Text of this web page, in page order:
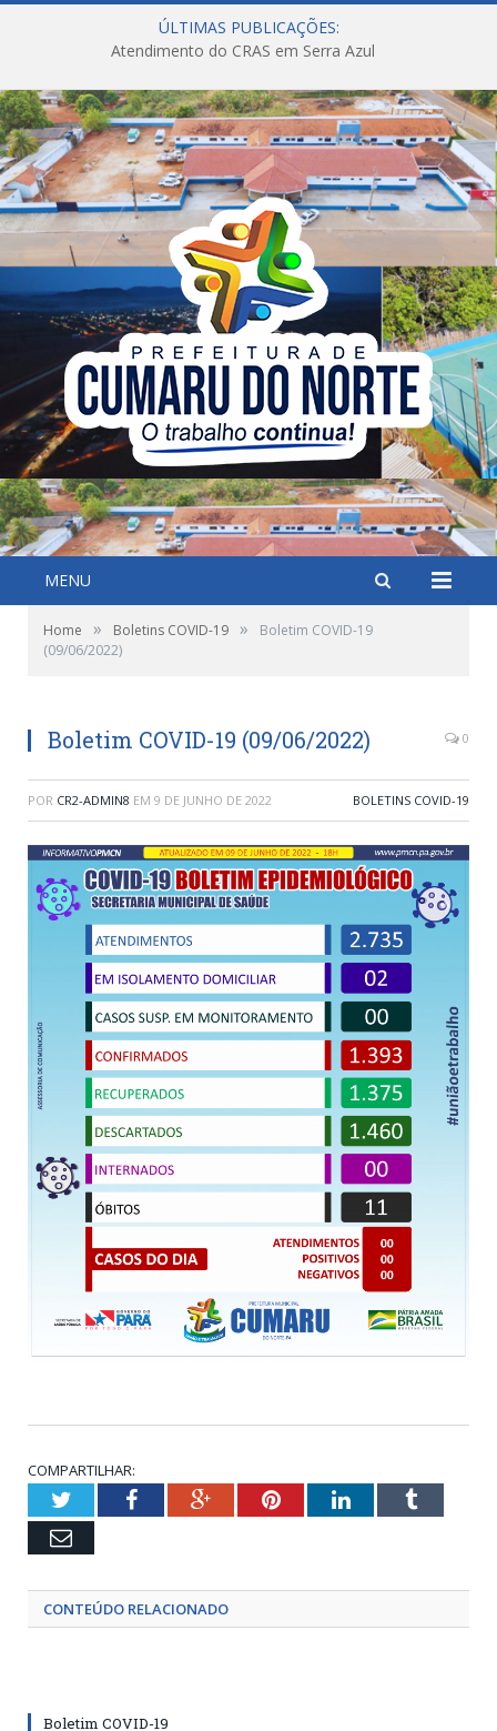
ÚLTIMAS PUBLICAÇÕES:
Atendimento do CRAS em Serra Azul
MENU
Home » Boletins COVID-19 »
Boletim COVID-19
(09/06/2022)
Boletim COVID-19 (09/06/2022) 0
POR CR2-ADMIN8 EM 9 DE JUNHO DE 2022 BOLETINS COVID-19
COMPARTILHAR:
TwitterFacebookGoogle+PinterestLinkedInTumblr
Email
CONTEÚDO RELACIONADO
Boletim COVID-19